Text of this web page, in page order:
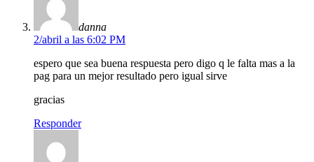
danna
2/abril a las 6:02 PM
espero que sea buena respuesta pero digo q le falta mas a la
pag para un mejor resultado pero igual sirve
gracias
Responder